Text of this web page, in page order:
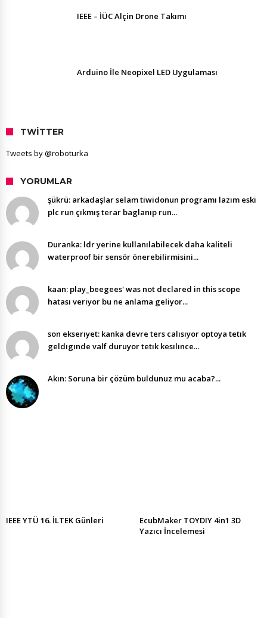
IEEE – İÜC Alçin Drone Takımı
Arduino İle Neopixel LED Uygulaması
TWITTER
Tweets by @roboturka
YORUMLAR
şükrü: arkadaşlar selam tiwidonun programı lazım eski
plc run çıkmış terar baglanıp run...
Duranka: ldr yerine kullanılabilecek daha kaliteli
waterproof bir sensör önerebilirmisini...
kaan: play_beegees' was not declared in this scope
hatası veriyor bu ne anlama geliyor...
son ekserıyet: kanka devre ters calısıyor optoya tetık
geldıgınde valf duruyor tetık kesılınce...
Akın: Soruna bir çözüm buldunuz mu acaba?...
IEEE YTÜ 16. İLTEK Günleri
EcubMaker TOYDIY 4in1 3D
Yazıcı İncelemesi